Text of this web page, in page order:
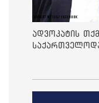
ადვოკატის